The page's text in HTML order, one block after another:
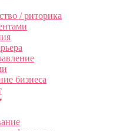
/ риторика
бизнеса